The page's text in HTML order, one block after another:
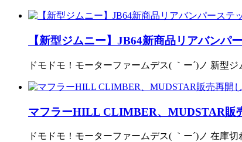
【新型ジムニー】JB64新商品リアバンパ
ドモドモ！モーターファームデス( ｀ー´)ノ 新型
マフラーHILL CLIMBER、MUDSTAR販
ドモドモ！モーターファームデス( ｀ー´)ノ 在